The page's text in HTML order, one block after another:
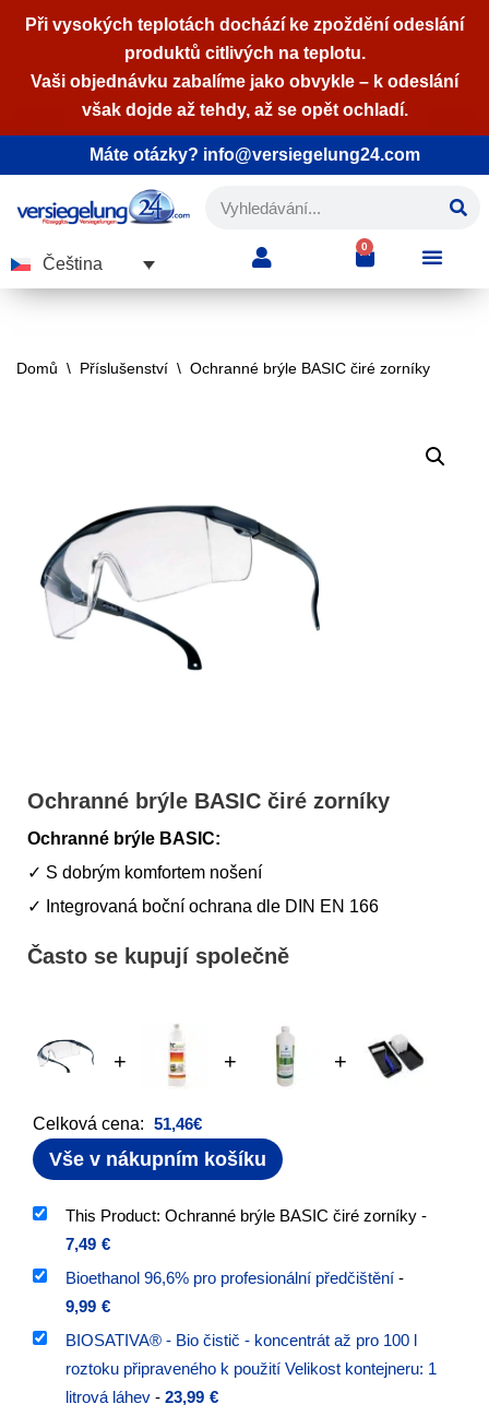
na
Při vysokých teplotách dochází ke zpoždění odeslání
produktů citlivých na teplotu.
Vaši objednávku zabalíme jako obvykle – k odeslání
však dojde až tehdy, až se opět ochladí.
Máte otázky? info@versiegelung24.com
Čeština
0
Domů \ Příslušenství \ Ochranné brýle BASIC čiré zorníky
Ochranné brýle BASIC čiré zorníky
Ochranné brýle BASIC:
✓ S dobrým komfortem nošení
✓ Integrovaná boční ochrana dle DIN EN 166
Často se kupují společně
+ + +
Celková cena: 51,46€
Vše v nákupním košíku
This Product: Ochranné brýle BASIC čiré zorníky -
7,49 €
Bioethanol 96,6% pro profesionální předčištění -
9,99 €
BIOSATIVA® - Bio čistič - koncentrát až pro 100 l
roztoku připraveného k použití Velikost kontejneru: 1
litrová láhev - 23,99 €